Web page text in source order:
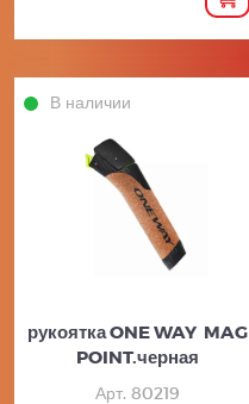
В наличии
рукоятка ONE WAY MAG
POINT.черная
Арт. 80219